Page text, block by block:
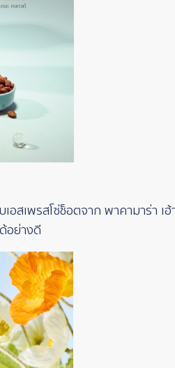
สเพรสโซ่ช็อตจาก พาคามาร่า เ
อย่างดี